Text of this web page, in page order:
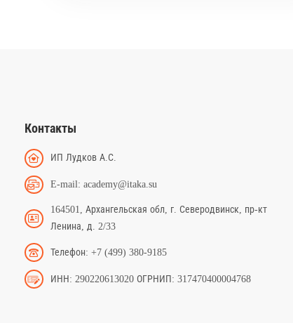
Контакты
ИП Лудков А.С.
E-mail: academy@itaka.su
164501, Архангельская обл, г. Северодвинск, пр-кт
Ленина, д. 2/33
Телефон: +7 (499) 380-9185
ИНН: 290220613020 ОГРНИП: 317470400004768